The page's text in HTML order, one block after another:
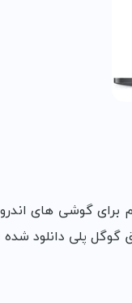
برای گوشی های